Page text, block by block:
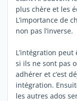
plus chère et les
L’importance de
non pas l’inverse.
L’intégration
si ils ne sont pas
adhérer et c’est
intégration.
les autres ados